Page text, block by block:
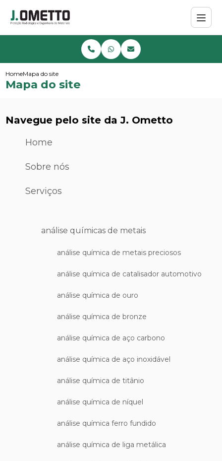
HomeMapa do site
Mapa do site
Navegue pelo site da J. Ometto
Home
Sobre nós
Serviços
análise químicas de metais
análise química de metais preciosos
análise química de catalisador automotivo
análise química de ouro
análise química de bronze
análise química de aço carbono
análise química de aço inoxidável
análise química de titânio
análise química de níquel
análise química ferro fundido
análise química de liga metálica